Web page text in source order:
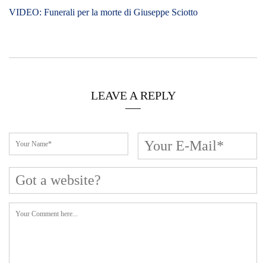
VIDEO: Funerali per la morte di Giuseppe Sciotto
LEAVE A REPLY